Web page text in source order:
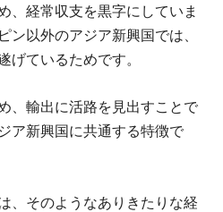
、経常収支を黒字にしていま
ン以外のアジア新興国では、
げているためです。
、輸出に活路を見出すことで
ア新興国に共通する特徴で
、そのようなありきたりな経